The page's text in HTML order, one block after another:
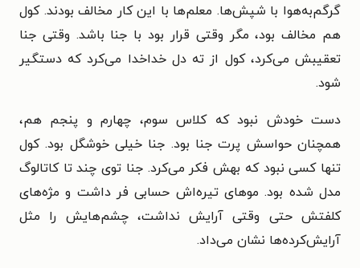
گرگم‌به‌هوا با شپش‌ها. معلم‌ها با این کار مخالف بودند. کول
هم مخالف بود، مگر وقتی قرار بود با جنا باشد. وقتی جنا
تعقیبش می‌کرد، کول از ته دل خداخدا می‌کرد که دستگیر
شود.
دست خودش نبود که کلاس سوم، چهارم و پنجم هم،
همچنان حواسش پرت جنا بود. جنا خیلی خوشگل بود. کول
تنها کسی نبود که بهش فکر می‌کرد. جنا توی چند تا کاتالوگ
مدل شده بود. موهای تیره‌اش حسابی فر داشت و مژه‌های
کلفتش حتی وقتی آرایش نداشت، چشم‌هایش را مثل
آرایش‌کرده‌ها نشان می‌داد.